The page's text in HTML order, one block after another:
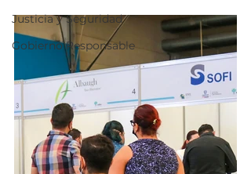
Justicia y Seguridad
Gobierno Responsable